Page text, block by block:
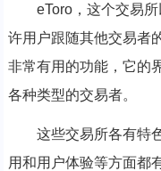
eToro，这个交易
许用户跟随其他交易者
非常有用的功能，它的
各种类型的交易者。
这些交易所各有特
用和用户体验等方面都